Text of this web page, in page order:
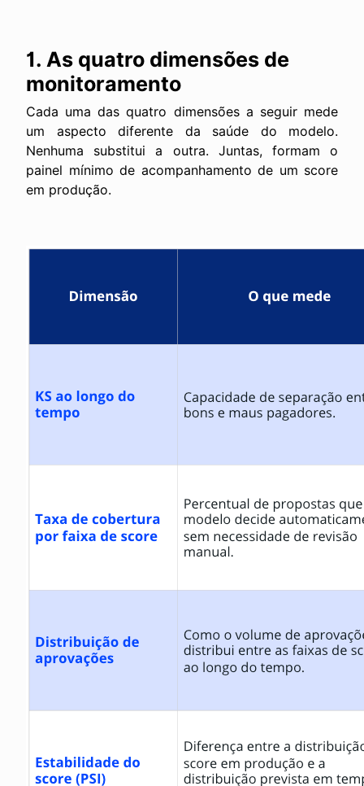
1. As quatro dimensões de
monitoramento
Cada uma das quatro dimensões a seguir mede
um aspecto diferente da saúde do modelo.
Nenhuma substitui a outra. Juntas, formam o
painel mínimo de acompanhamento de um score
em produção.